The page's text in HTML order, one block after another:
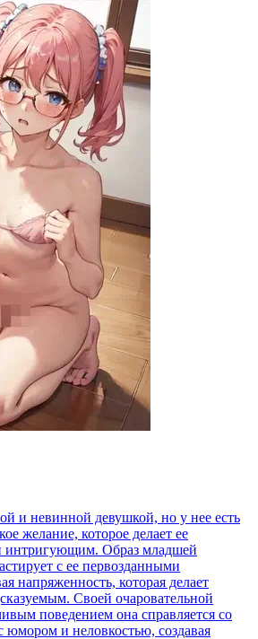
и невинной девушкой, но у нее есть
желание, которое делает ее
интригующим. Образ младшей
с ее первозданными
напряженность, которая делает
Своей очаровательной
поведением она справляется со
юмором и неловкостью, создавая